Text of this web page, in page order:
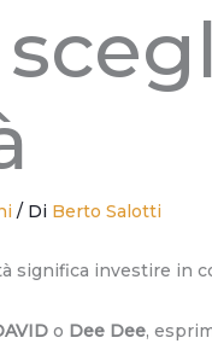
/ Di Berto Salotti
significa investire in
o Dee Dee,